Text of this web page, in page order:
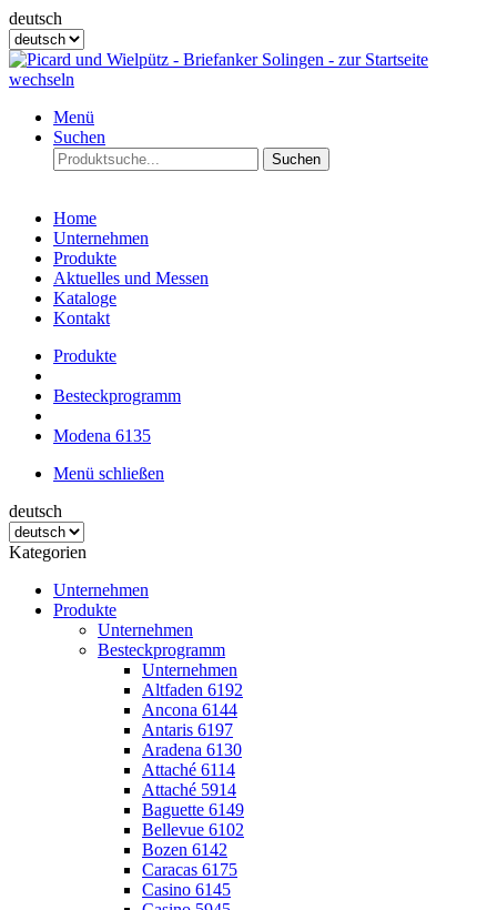
deutsch
Menü
Suchen
Suchen
Home
Unternehmen
Produkte
Aktuelles und Messen
Kataloge
Kontakt
Produkte
Besteckprogramm
Modena 6135
Menü schließen
deutsch
Kategorien
Unternehmen
Produkte
Unternehmen
Besteckprogramm
Unternehmen
Altfaden 6192
Ancona 6144
Antaris 6197
Aradena 6130
Attaché 6114
Attaché 5914
Baguette 6149
Bellevue 6102
Bozen 6142
Caracas 6175
Casino 6145